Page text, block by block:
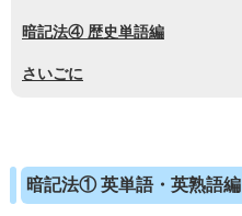
暗記法④ 歴史単語編
さいごに
暗記法① 英単語・英熟語編